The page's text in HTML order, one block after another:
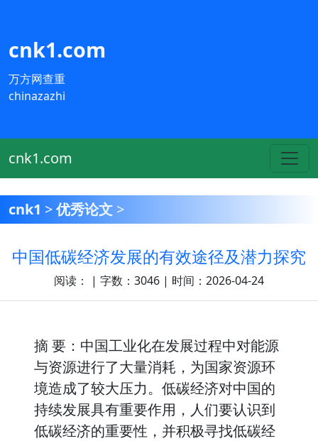
cnk1.com
万方网查重
chinazazhi
cnk1.com
cnk1 >优秀论文 >
中国低碳经济发展的有效途径及潜力探究
阅读： | 字数：3046 | 时间：2026-04-24
摘 要：中国工业化在发展过程中对能源
与资源进行了大量消耗，为国家资源环
境造成了较大压力。低碳经济对中国的
持续发展具有重要作用，人们要认识到
低碳经济的重要性，并积极寻找低碳经